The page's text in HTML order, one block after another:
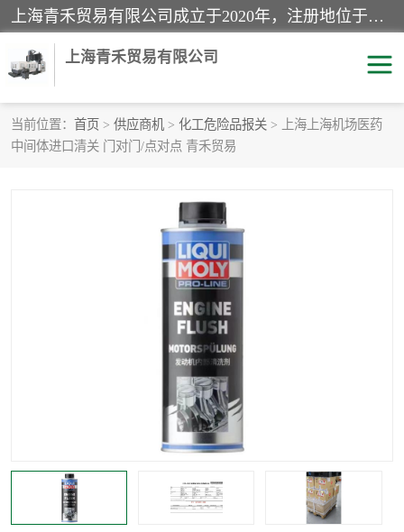
上海青禾贸易有限公司成立于2020年，注册地位于上海市宝山区。经营范围包括：机械设备、五金制品、劳防用品、电子产品、塑胶制品、家具、模具、纺织品、仪器仪表、建筑材料、装饰材料、化工产品、金属制品、机车配件等货物进出口报关、清关服务。
上海青禾贸易有限公司
当前位置： 首页 > 供应商机 > 化工危险品报关 > 上海上海机场医药
中间体进口清关 门对门/点对点 青禾贸易
酒类饮料报关 化工危险品报关
服装进口清关
进口杂货清关
机床进口清关